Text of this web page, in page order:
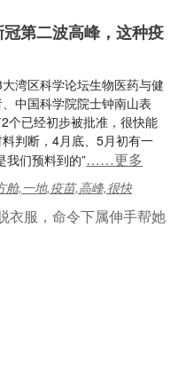
第二波高峰，这种疫
湾区科学论坛生物医药与健
中国科学院院士钟南山表
个已经初步被批准，很快能
判断，4月底、5月初有一
我们预料到的”……更多
舱,一地,疫苗,高峰,很快